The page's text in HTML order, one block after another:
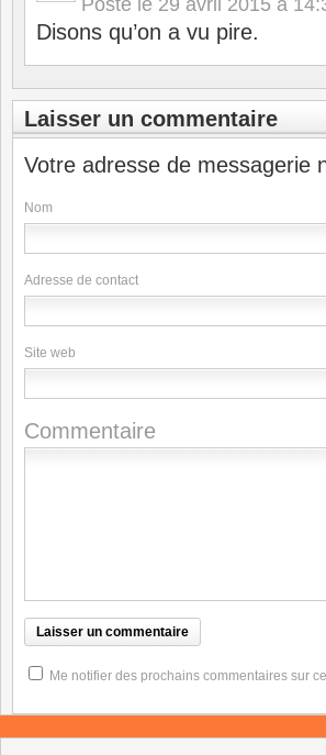
Posté le 29 avril 2015 à
Disons qu’on a vu pire.
Laisser un commentaire
Votre adresse de messagerie
Nom
Adresse de contact
Site web
Commentaire
Me notifier des prochains commentaires sur